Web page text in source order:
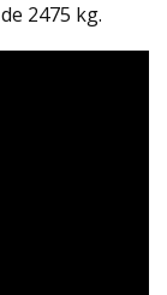
2475 kg.